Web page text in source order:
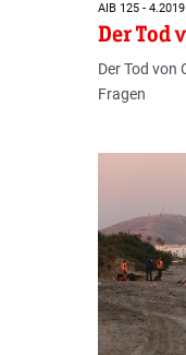
AIB 125 -
Der Tod
Der Tod von
Fragen